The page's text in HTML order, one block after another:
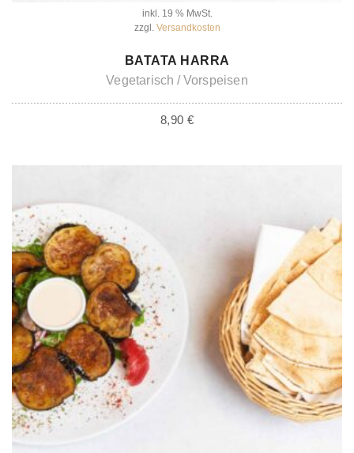
inkl. 19 % MwSt.
zzgl. Versandkosten
IN DEN WARENKORB
BATATA HARRA
Vegetarisch
Vorspeisen
8,90 €